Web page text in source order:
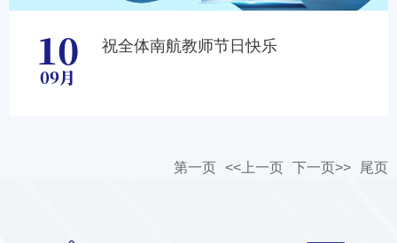
10
09月
祝全体南航教师节日快乐
第一页 <<上一页 下一页>> 尾页